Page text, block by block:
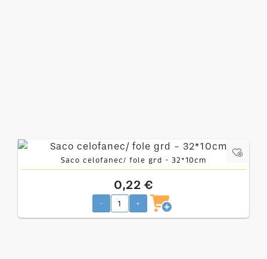
Saco celofanec/ fole grd - 32*10cm
0,22 €
- +